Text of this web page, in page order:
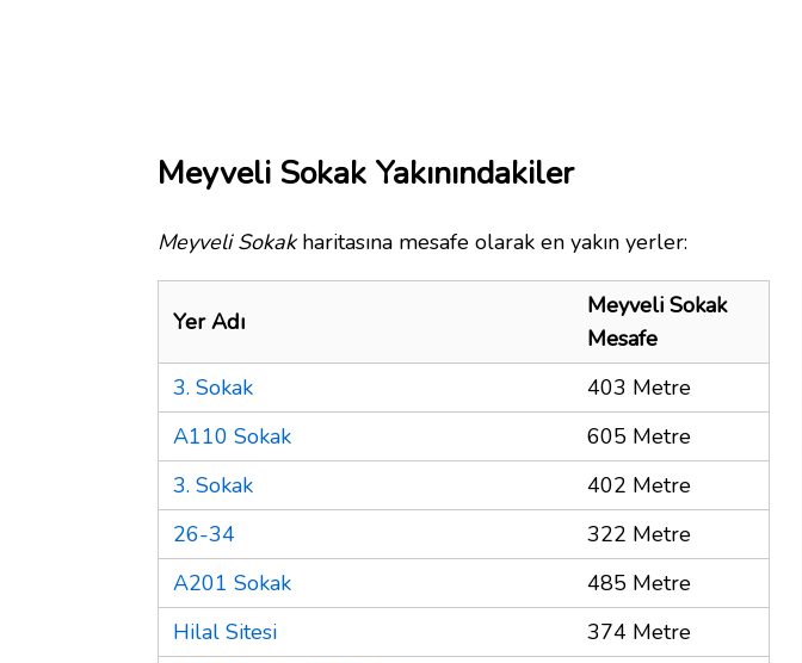
Meyveli Sokak Yakınındakiler
Meyveli Sokakharitasına mesafe olarak en yakın yerler:
Yer Adı
Meyveli Sokak
Mesafe
3. Sokak
403 Metre
A110 Sokak
605 Metre
3. Sokak
402 Metre
26-34
322 Metre
A201 Sokak
485 Metre
Hilal Sitesi
374 Metre